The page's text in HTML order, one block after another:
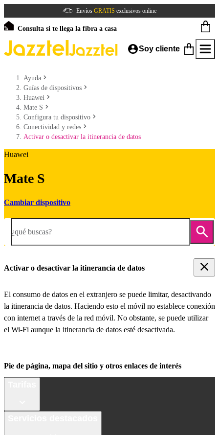
Envíos GRATIS exclusivos online
Consulta si te llega la fibra a casa
Soy cliente
Ayuda
Guías de dispositivos
Huawei
Mate S
Configura tu dispositivo
Conectividad y redes
Activar o desactivar la itinerancia de datos
Huawei
Mate S
Cambiar dispositivo
¿qué buscas?
Activar o desactivar la itinerancia de datos
El consumo de datos en el extranjero se puede limitar, desactivando
la itinerancia de datos. Haciendo esto el móvil no establece conexión
con internet a través de la red móvil. No obstante, se puede utilizar
el Wi-Fi aunque la itinerancia de datos esté desactivada.
Pie de página, mapa del sitio y otros enlaces de interés